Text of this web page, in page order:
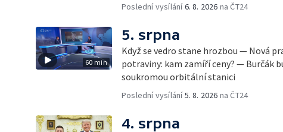
Poslední vysílání6. 8. 2026 na ČT24
60 min
5. srpna
Když se vedro stane hrozbou — Nová
potraviny: kam zamíří ceny? — Burčák
soukromou orbitální stanici
Poslední vysílání5. 8. 2026 na ČT24
4. srpna